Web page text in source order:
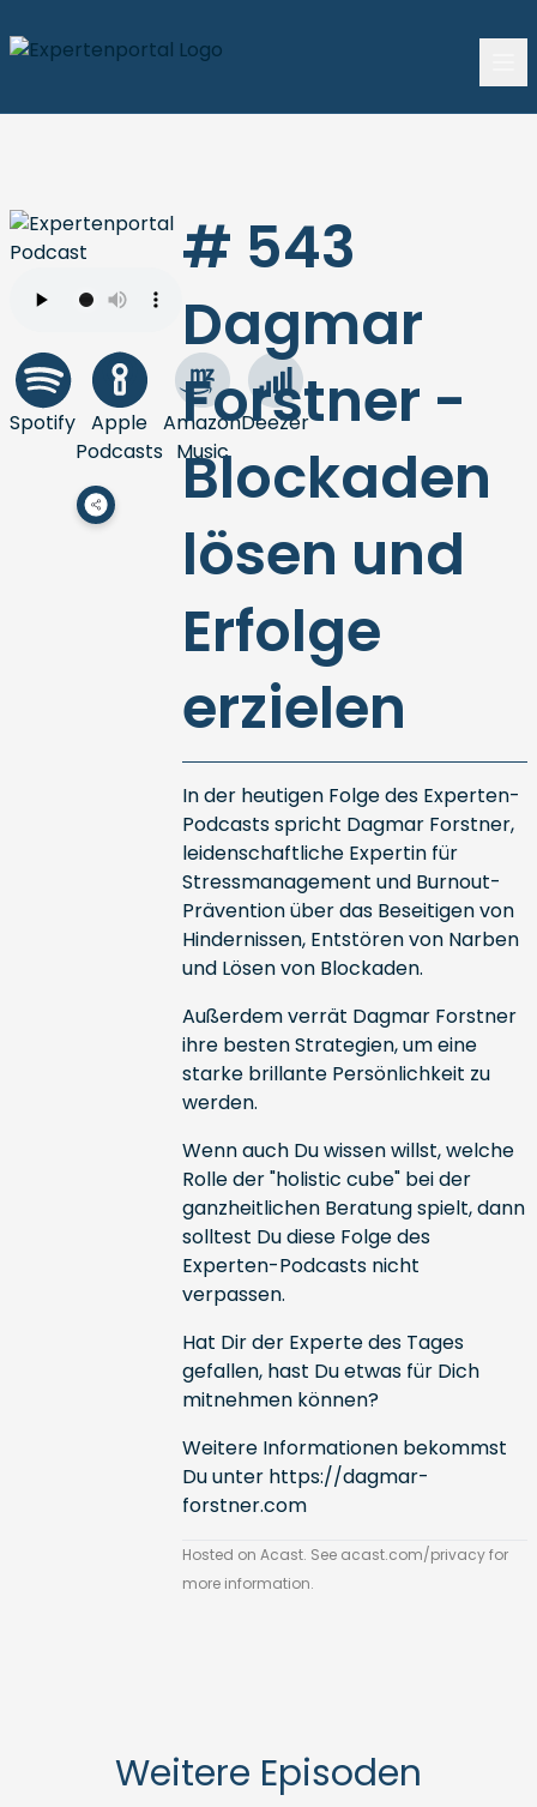
Spotify Apple
Podcasts
Amazon
Music
Deezer
# 543
Dagmar
Forstner -
Blockaden
lösen und
Erfolge
erzielen
In der heutigen Folge des Experten-
Podcasts spricht Dagmar Forstner,
leidenschaftliche Expertin für
Stressmanagement und Burnout-
Prävention über das Beseitigen von
Hindernissen, Entstören von Narben
und Lösen von Blockaden.
Außerdem verrät Dagmar Forstner
ihre besten Strategien, um eine
starke brillante Persönlichkeit zu
werden.
Wenn auch Du wissen willst, welche
Rolle der "holistic cube" bei der
ganzheitlichen Beratung spielt, dann
solltest Du diese Folge des
Experten-Podcasts nicht
verpassen.
Hat Dir der Experte des Tages
gefallen, hast Du etwas für Dich
mitnehmen können?
Weitere Informationen bekommst
Du unter https://dagmar-
forstner.com
Hosted on Acast. See acast.com/privacyfor
more information.
Weitere Episoden